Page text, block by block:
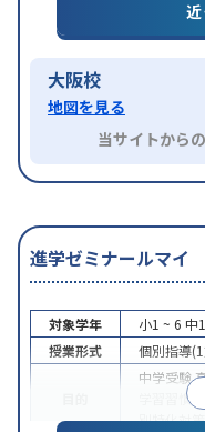
大阪校
地図を見る
当サイトから
進学ゼミナールマイ
対象学年 小1 ~ 6 中
授業形式
個別指導
中学受験
学習習慣
別特化対策